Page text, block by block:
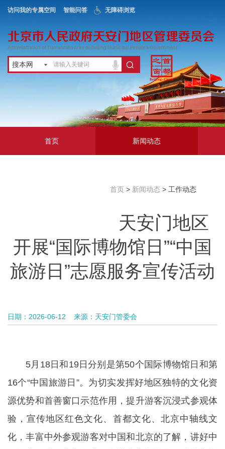
访问我的专属空间 智能问答 无障碍浏览
搜本网
首页 新闻动态
首页> 新闻动态> 工作动态
天安门地区
开展“国际博物馆日”“中国
旅游日”志愿服务宣传活动
日期：2026-06-12 来源：天安门管委会
5月18日和19日分别是第50个国际博物馆日和第
16个“中国旅游日”。为切实发挥好地区独特的文化资
源优势和首善窗口示范作用，提升游客沉浸式参观体
验，宣传地区红色文化、首都文化、北京中轴线文
化，丰富中外参观游客对中国和北京的了解，讲好中